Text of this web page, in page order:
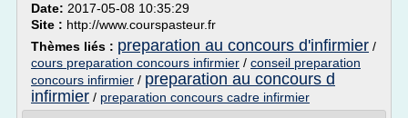
Date: 2017-05-08 10:35:29
Site : http://www.courspasteur.fr
Thèmes liés : preparation au concours d'infirmier /
cours preparation concours infirmier / conseil preparation
concours infirmier / preparation au concours d
infirmier / preparation concours cadre infirmier